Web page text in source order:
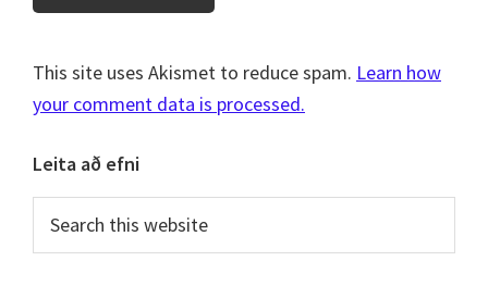
This site uses Akismet to reduce spam. Learn how
your comment data is processed.
Primary
Sidebar
Leita að efni
this